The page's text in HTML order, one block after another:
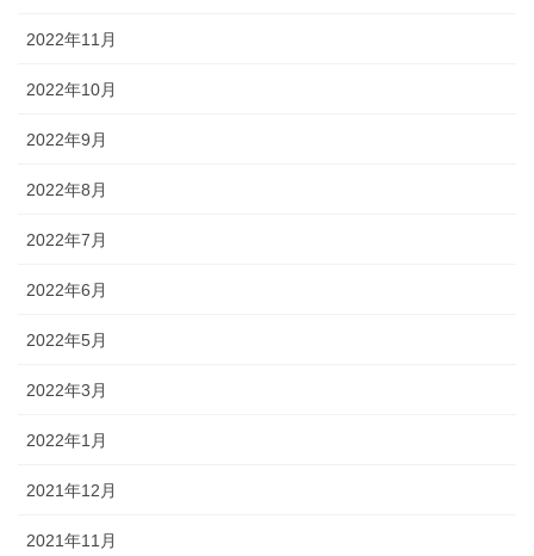
2022年11月
2022年10月
2022年9月
2022年8月
2022年7月
2022年6月
2022年5月
2022年3月
2022年1月
2021年12月
2021年11月